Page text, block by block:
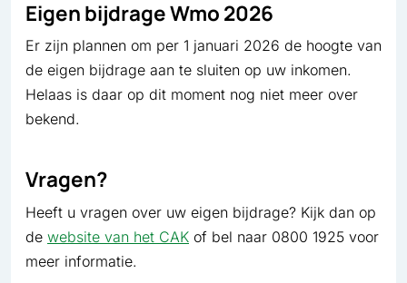
Eigen bijdrage Wmo 2026
Er zijn plannen om per 1 januari 2026 de hoogte van
de eigen bijdrage aan te sluiten op uw inkomen.
Helaas is daar op dit moment nog niet meer over
bekend.
Vragen?
Heeft u vragen over uw eigen bijdrage? Kijk dan op
de website van het CAK of bel naar 0800 1925 voor
meer informatie.